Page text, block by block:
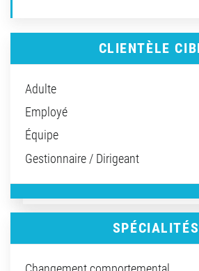
CLIENTÈLE
Adulte
Employé
Équipe
Gestionnaire / Dirigeant
SPÉCIALITÉS